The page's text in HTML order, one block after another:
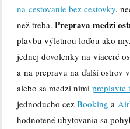
na cestovanie bez cestovky,
než treba.Preprava medzi
plavbu výletnou loďou ako
jednej dovolenky na viaceré
a na prepravu na ďalší ostrov
alebo sa medzi nimipreplavte
jednoducho cezBooking a
hodnotené ubytovania sa